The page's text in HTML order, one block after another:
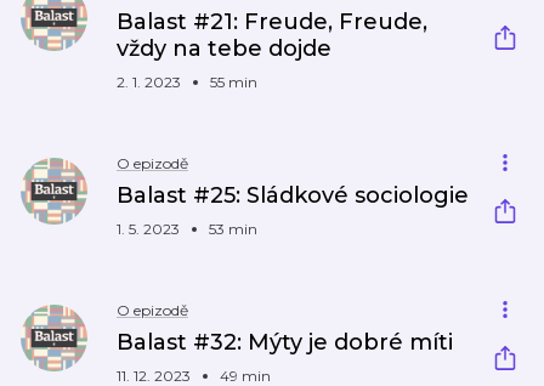
Balast #21: Freude, Freude,
vždy na tebe dojde
2. 1. 2023 55 min
O epizodě
Balast #25: Sládkové sociologie
1. 5. 2023 53 min
O epizodě
Balast #32: Mýty je dobré míti
11. 12. 2023 49 min